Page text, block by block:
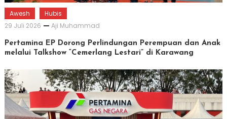
Awesh
Hubis
29 Juli 2026
Aji Muhammad
Pertamina EP Dorong Perlindungan Perempuan dan Anak
melalui Talkshow “Cemerlang Lestari” di Karawang